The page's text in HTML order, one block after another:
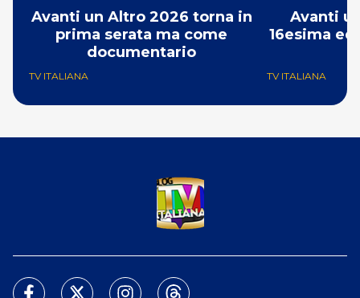
Avanti un Altro 2026 torna in
prima serata ma come
documentario
TV ITALIANA
Avanti
16esima
TV ITALIANA